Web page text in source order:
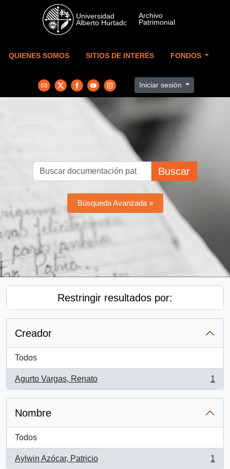
Skip to main content
QUIENES SOMOS SITIOS DE INTERÉS FONDOS
Iniciar sesión
Buscar
Búsqueda Avanzada »
Restringir resultados por:
Creador
Todos
Agurto Vargas, Renato
, 1 resultados
1
Nombre
Todos
Aylwin Azócar, Patricio
, 1 resultados
1